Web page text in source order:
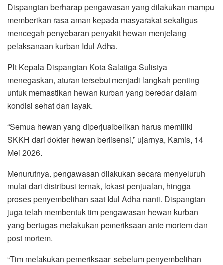
Dispangtan berharap pengawasan yang dilakukan mampu
memberikan rasa aman kepada masyarakat sekaligus
mencegah penyebaran penyakit hewan menjelang
pelaksanaan kurban Idul Adha.
Plt Kepala Dispangtan Kota Salatiga Sulistya
menegaskan, aturan tersebut menjadi langkah penting
untuk memastikan hewan kurban yang beredar dalam
kondisi sehat dan layak.
“Semua hewan yang diperjualbelikan harus memiliki
SKKH dari dokter hewan berlisensi,” ujarnya, Kamis, 14
Mei 2026.
Menurutnya, pengawasan dilakukan secara menyeluruh
mulai dari distribusi ternak, lokasi penjualan, hingga
proses penyembelihan saat Idul Adha nanti. Dispangtan
juga telah membentuk tim pengawasan hewan kurban
yang bertugas melakukan pemeriksaan ante mortem dan
post mortem.
“Tim melakukan pemeriksaan sebelum penyembelihan